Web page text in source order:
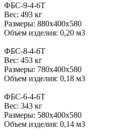
ФБС-9-4-6Т
Вес: 493 кг
Размеры: 880х400х580
Объем изделия: 0,20 м3
ФБС-8-4-6Т
Вес: 453 кг
Размеры: 780х400х580
Объем изделия: 0,18 м3
ФБС-6-4-6Т
Вес: 343 кг
Размеры: 580х400х580
Объем изделия: 0,14 м3